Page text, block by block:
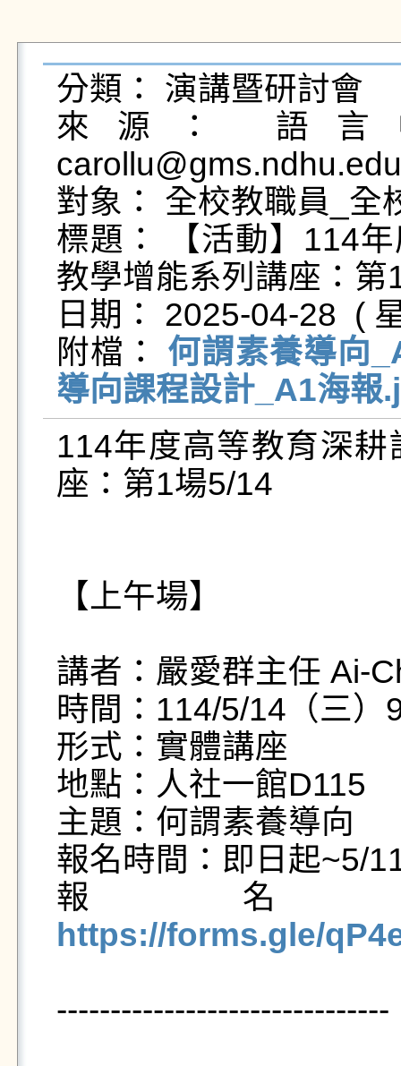
分類： 演講暨研討會
來源： 語
對象： 全校教職員_全
標題： 【活動】114
教學增能系列講座：第
日期： 2025-04-28  (
附檔： 何謂素養導向
導向課程設計_A1海報
114年度高等教育深
座：第1場5/14
【上午場】
講者：嚴愛群主任 Ai-
時間：114/5/14（三）
形式：實體講座
地點：人社一館D115
主題：何謂素養導向
報名時間：即日起~5/
報名
https://forms.gle/
-------------------------------